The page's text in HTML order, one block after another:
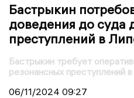
Бастрыкин
доведения до суда
преступлений в
Бастрыкин требует
резонансных преступлений
06/11/2024 09:27